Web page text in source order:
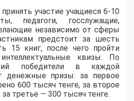
участие учащиеся 6-10
педагоги, госслужащие,
независимо от сферы
предстоит за шесть
15 книг, после чего пройти
квизы. По
победители в каждой
денежные призы: за первое
600 тысяч тенге, за второе
третье — 300 тысяч тенге.